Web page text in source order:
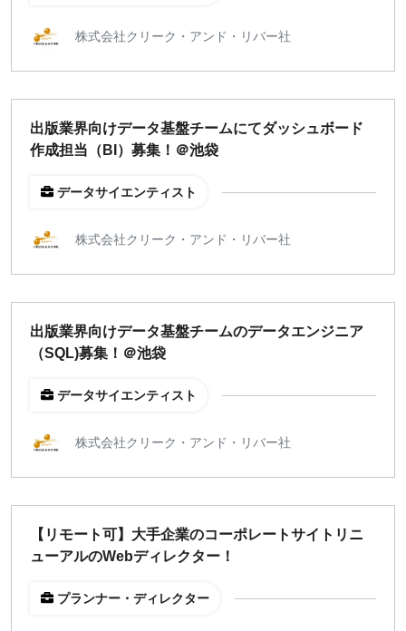
株式会社クリーク・アンド・リバー社
出版業界向けデータ基盤チームにてダッシュボード
作成担当（BI）募集！＠池袋
データサイエンティスト
株式会社クリーク・アンド・リバー社
出版業界向けデータ基盤チームのデータエンジニア
（SQL)募集！＠池袋
データサイエンティスト
株式会社クリーク・アンド・リバー社
【リモート可】大手企業のコーポレートサイトリニ
ューアルのWebディレクター！
プランナー・ディレクター